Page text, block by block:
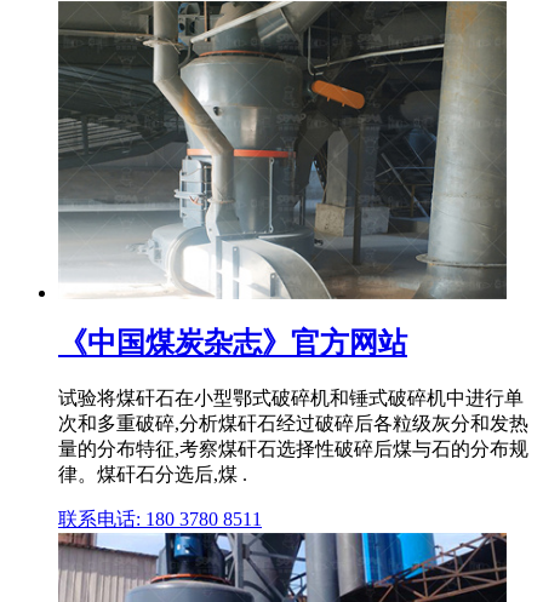
《中国煤炭杂志》官方网站
试验将煤矸石在小型鄂式破碎机和锤式破碎机中进行单
次和多重破碎,分析煤矸石经过破碎后各粒级灰分和发热
量的分布特征,考察煤矸石选择性破碎后煤与石的分布规
律。煤矸石分选后,煤 .
联系电话: 180 3780 8511